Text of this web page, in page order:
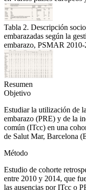
Tabla 2. Descripción
embarazadas según la
embarazo, PSMAR
Resumen
Objetivo
Estudiar la utilización de
embarazo (PRE) y de la
común (ITcc) en una
de Salut Mar, Barcelona
Método
Estudio de cohorte
entre 2010 y 2014, que
las ausencias por ITcc o